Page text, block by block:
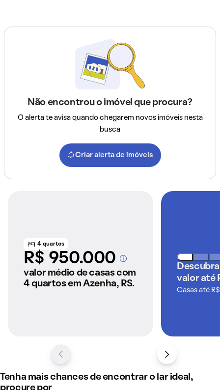
Não encontrou o imóvel que procura?
O alerta te avisa quando chegarem novos imóveis nesta
busca
Criar alerta de imóveis
4 quartos
R$ 950.000A partir dos imóveis
anunciados pelo
valor médio de casas com
4 quartos em Azenha, RS.
valor até
Casas até
Tenha mais chances de encontrar o lar ideal,
procure por